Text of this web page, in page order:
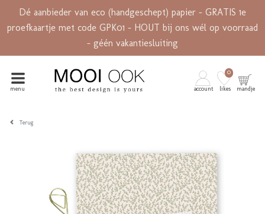
Dé aanbieder van eco (handgeschept) papier - GRATIS 1e
proefkaartje met code GPK01 - HOUT bij ons wél op voorraad
- géén vakantiesluiting
menu account likes
0
mandje
Terug